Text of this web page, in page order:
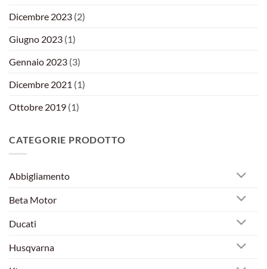
Dicembre 2023 (2)
Giugno 2023 (1)
Gennaio 2023 (3)
Dicembre 2021 (1)
Ottobre 2019 (1)
CATEGORIE PRODOTTO
Abbigliamento
Beta Motor
Ducati
Husqvarna